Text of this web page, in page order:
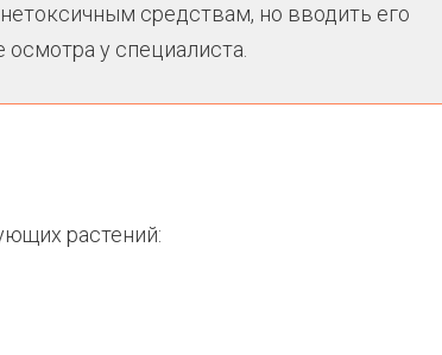
средствам, но вводить его
у специалиста.
растений: